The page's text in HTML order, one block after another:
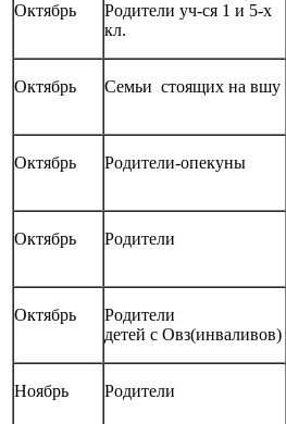
Октябрь
Родители уч-ся 1 и 5-х
кл.
Октябрь Семьи стоящих на вшу
Октябрь Родители-опекуны
Октябрь Родители
Октябрь
Родители
детей с Овз(инваливов)
Ноябрь Родители